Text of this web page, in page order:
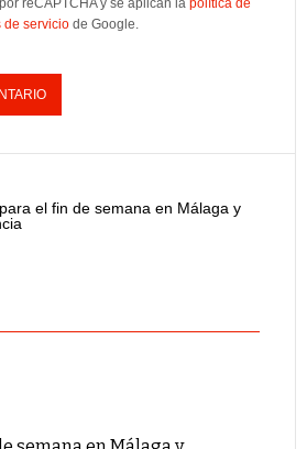
reCAPTCHA y se aplican la política de
de servicio de Google.
el fin de semana en Málaga y